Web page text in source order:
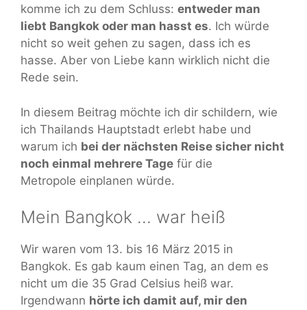
komme ich zu dem Schluss: entweder man
liebt Bangkok oder man hasst es. Ich würde
nicht so weit gehen zu sagen, dass ich es
hasse. Aber von Liebe kann wirklich nicht die
Rede sein.
In diesem Beitrag möchte ich dir schildern, wie
ich Thailands Hauptstadt erlebt habe und
warum ich bei der nächsten Reise sicher nicht
noch einmal mehrere Tage für die
Metropole einplanen würde.
Mein Bangkok … war heiß
Wir waren vom 13. bis 16 März 2015 in
Bangkok. Es gab kaum einen Tag, an dem es
nicht um die 35 Grad Celsius heiß war.
Irgendwann hörte ich damit auf, mir den